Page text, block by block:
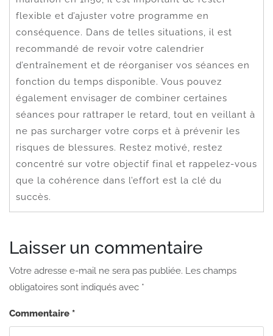
flexible et d’ajuster votre programme en
conséquence. Dans de telles situations, il est
recommandé de revoir votre calendrier
d’entraînement et de réorganiser vos séances en
fonction du temps disponible. Vous pouvez
également envisager de combiner certaines
séances pour rattraper le retard, tout en veillant à
ne pas surcharger votre corps et à prévenir les
risques de blessures. Restez motivé, restez
concentré sur votre objectif final et rappelez-vous
que la cohérence dans l’effort est la clé du
succès.
Laisser un commentaire
Votre adresse e-mail ne sera pas publiée. Les champs
obligatoires sont indiqués avec *
Commentaire *